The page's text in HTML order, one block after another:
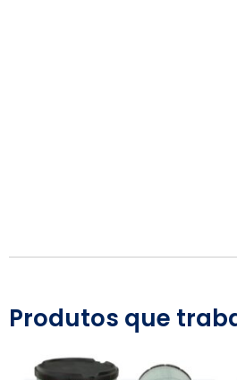
Produtos que